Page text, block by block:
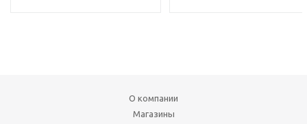
О компании
Магазины